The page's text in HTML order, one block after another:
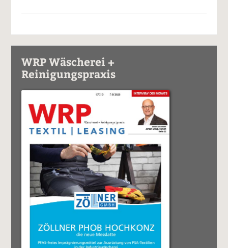
WRP Wäscherei +
Reinigungspraxis